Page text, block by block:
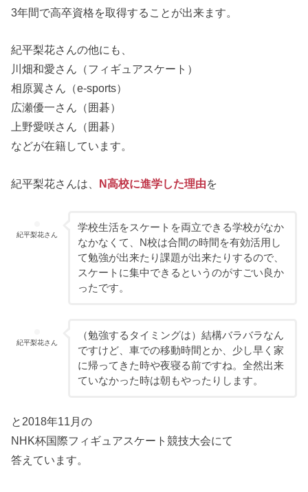
3年間で高卒資格を取得することが出来ます。
紀平梨花さんの他にも、
川畑和愛さん（フィギュアスケート）
相原翼さん（e-sports）
広瀬優一さん（囲碁）
上野愛咲さん（囲碁）
などが在籍しています。
紀平梨花さんは、 N高校に進学した理由を
紀平梨花さん
学校生活をスケートを両立できる学校がなか
なかなくて、N校は合間の時間を有効活用し
て勉強が出来たり課題が出来たりするので、
スケートに集中できるというのがすごい良か
ったです。
紀平梨花さん
（勉強するタイミングは）結構バラバラなん
ですけど、車での移動時間とか、少し早く家
に帰ってきた時や夜寝る前ですね。全然出来
ていなかった時は朝もやったりします。
と2018年11月の
NHK杯国際フィギュアスケート競技大会にて
答えています。